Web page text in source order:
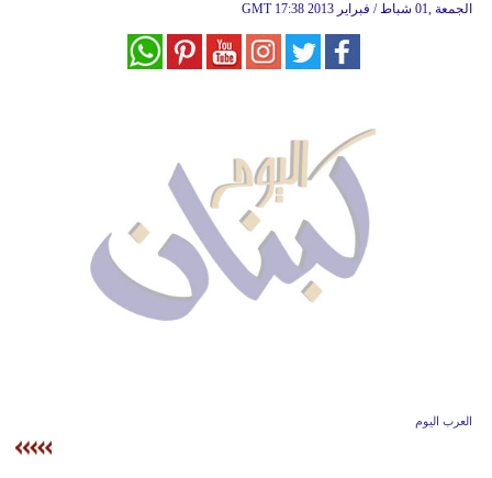
أزياء
GMT 17:38 2013 الجمعة ,01 شباط / فبراير
العرب اليوم